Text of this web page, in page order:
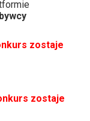
zostaje
zostaje